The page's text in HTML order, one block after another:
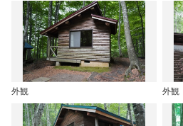
外観 外観